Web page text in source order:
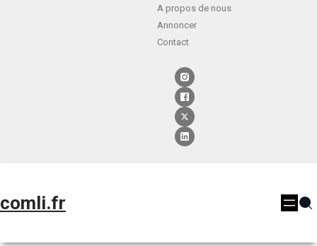
A propos de nous
Annoncer
Contact
comli.fr